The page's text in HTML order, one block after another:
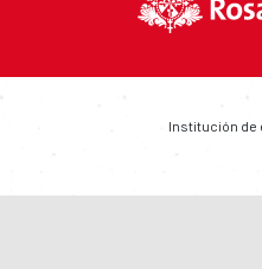
Institución de